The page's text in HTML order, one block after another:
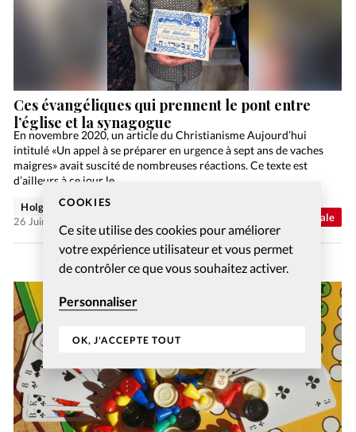
COOKIES
Ce site utilise des cookies pour améliorer
votre expérience utilisateur et vous permet
de contrôler ce que vous souhaitez activer.
Personnaliser
OK, J'ACCEPTE TOUT
Actualité internationale
Ces évangéliques qui prennent le pont entre
l’église et la synagogue
En novembre 2020, un article du Christianisme Aujourd’hui
intitulé «Un appel à se préparer en urgence à sept ans de vaches
maigres» avait suscité de nombreuses réactions. Ce texte est
d’ailleurs à ce jour le…
Holger Wetjen
26 Juin 2026